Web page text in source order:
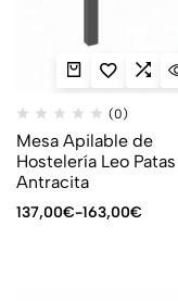
(0)
Mesa Apilable de
Hostelería Leo Patas
Antracita
137,00€-163,00€